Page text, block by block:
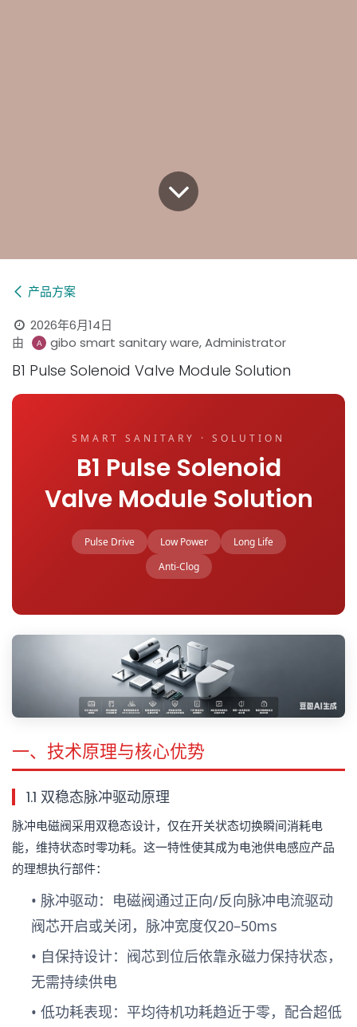
产品方案
2026年6月14日
由
gibo smart sanitary ware, Administrator
B1 Pulse Solenoid Valve Module Solution
SMART SANITARY · SOLUTION
B1 Pulse Solenoid
Valve Module Solution
Pulse Drive Low Power
Long Life
Anti-Clog
一、技术原理与核心优势
1.1 双稳态脉冲驱动原理
脉冲电磁阀采用双稳态设计，仅在开关状态切换瞬间消耗电
能，维持状态时零功耗。这一特性使其成为电池供电感应产品
的理想执行部件：
• 脉冲驱动：电磁阀通过正向/反向脉冲电流驱动
阀芯开启或关闭，脉冲宽度仅20–50ms
• 自保持设计：阀芯到位后依靠永磁力保持状态，
无需持续供电
• 低功耗表现：平均待机功耗趋近于零，配合超低